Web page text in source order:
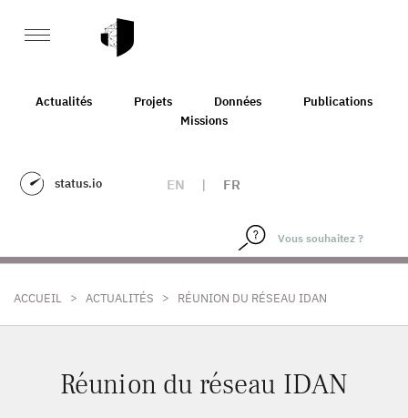
Actualités Projets Données
Publications
Missions
status.io EN | FR
ACCUEIL > ACTUALITÉS > RÉUNION DU RÉSEAU IDAN
Réunion du réseau IDAN